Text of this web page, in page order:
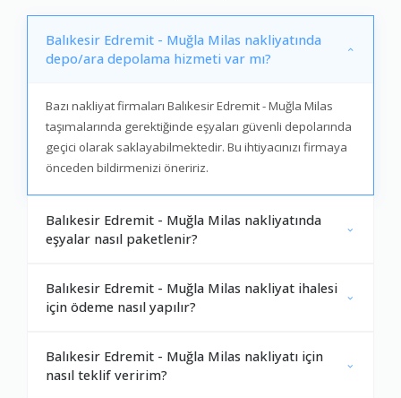
Balıkesir Edremit - Muğla Milas nakliyatında
depo/ara depolama hizmeti var mı?
Bazı nakliyat firmaları Balıkesir Edremit - Muğla Milas
taşımalarında gerektiğinde eşyaları güvenli depolarında
geçici olarak saklayabilmektedir. Bu ihtiyacınızı firmaya
önceden bildirmenizi öneririz.
Balıkesir Edremit - Muğla Milas nakliyatında
eşyalar nasıl paketlenir?
Balıkesir Edremit - Muğla Milas nakliyat ihalesi
için ödeme nasıl yapılır?
Balıkesir Edremit - Muğla Milas nakliyatı için
nasıl teklif veririm?